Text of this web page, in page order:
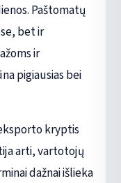
Paštomatų
bet ir
ir
pigiausias bei
kryptis
arti, vartotojų
dažnai išlieka